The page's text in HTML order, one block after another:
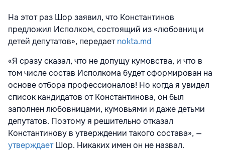
На этот раз Шор заявил, что Константинов
предложил Исполком, состоящий из «любовниц и
детей депутатов», передаетnokta.md
«Я сразу сказал, что не допущу кумовства, и что в
том числе состав Исполкома будет сформирован на
основе отбора профессионалов! Но когда я увидел
список кандидатов от Константинова, он был
заполнен любовницами, кумовьями и даже детьми
депутатов. Поэтому я решительно отказал
Константинову в утверждении такого состава», —
утверждает Шор. Никаких имен он не назвал.